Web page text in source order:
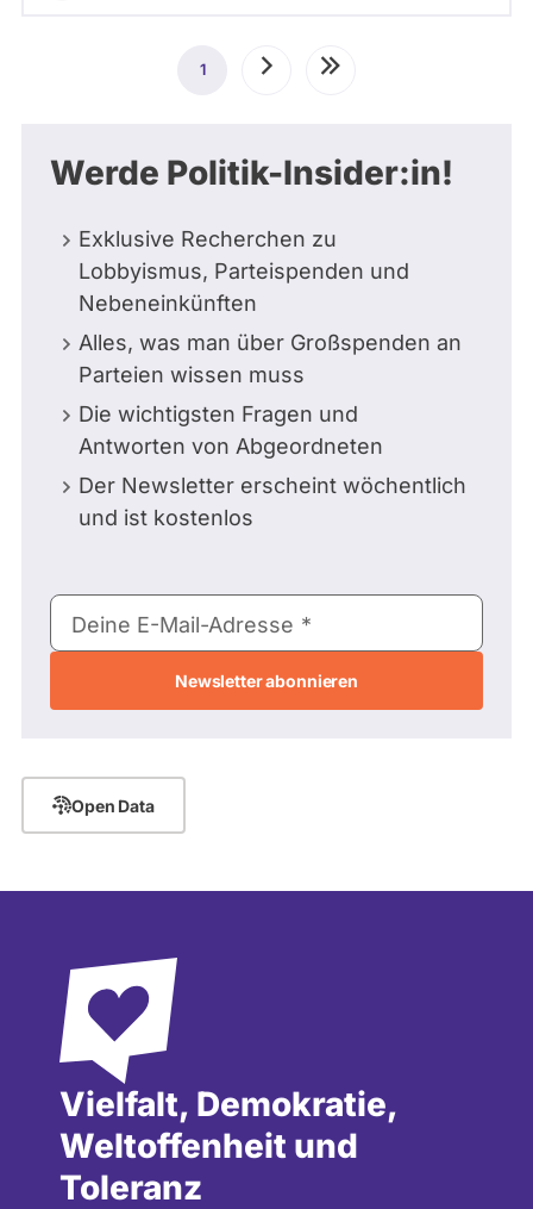
Seitennummerierung
Aktuelle
1 NächsteLetzte
Werde Politik-Insider:in!
Exklusive Recherchen zu
Lobbyismus, Parteispenden und
Nebeneinkünften
Alles, was man über Großspenden an
Parteien wissen muss
Die wichtigsten Fragen und
Antworten von Abgeordneten
Der Newsletter erscheint wöchentlich
und ist kostenlos
E-
Mail-
Deine E-Mail-Adresse
Open Data
Vielfalt, Demokratie,
Weltoffenheit und
Toleranz